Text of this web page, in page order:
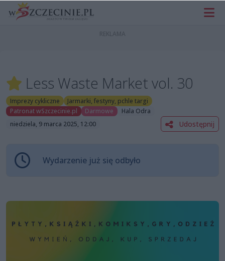
Less Waste Market vol. 30
Imprezy cykliczne
Jarmarki, festyny, pchle targi
Patronat wSzczecinie.pl
Darmowe
Hala Odra
niedziela, 9 marca 2025, 12:00
Udostępnij
Wydarzenie już się odbyło